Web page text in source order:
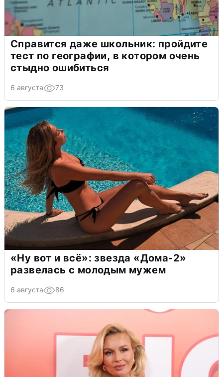
Справится даже школьник: пройдите
тест по географии, в котором очень
стыдно ошибиться
6 августа 73
«Ну вот и всё»: звезда «Дома-2»
развелась с молодым мужем
6 августа 86